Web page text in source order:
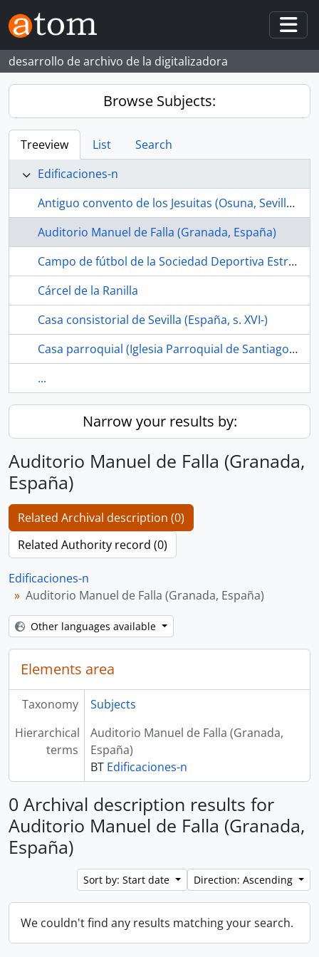
Skip to main content
desarrollo de archivo de la digitalizadora
Browse Subjects:
Treeview List
Search
Edificaciones-n
Antiguo convento de los Jesuitas (Osuna, Sevilla, España, s. XVII-)
Auditorio Manuel de Falla (Granada, España)
Campo de fútbol de la Sociedad Deportiva Estrella Bachillera (La Bachillera, Sevilla, España, ca.1968-1989)
Cárcel de la Ranilla
Casa consistorial de Sevilla (España, s. XVI-)
Casa parroquial (Iglesia Parroquial de Santiago el Mayor, Los Corrales, Sevilla, España)
...
Narrow your results by:
Auditorio Manuel de Falla (Granada,
España)
Related Archival description (0)
Related Authority record (0)
Edificaciones-n
Auditorio Manuel de Falla (Granada, España)
Other languages available
Elements area
Taxonomy
Subjects
Hierarchical
terms
Auditorio Manuel de Falla (Granada,
España)
BT Edificaciones-n
0 Archival description results for
Auditorio Manuel de Falla (Granada,
España)
Sort by: Start date Direction: Ascending
We couldn't find any results matching your search.